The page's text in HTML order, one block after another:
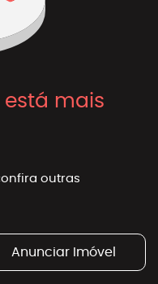
está mais
outras
Anunciar Imóvel